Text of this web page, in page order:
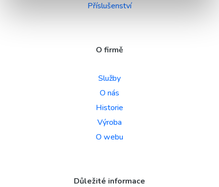
Příslušenství
O firmě
Služby
O nás
Historie
Výroba
O webu
Důležité informace